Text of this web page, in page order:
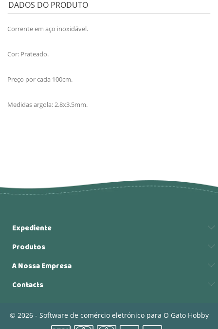
DADOS DO PRODUTO
Corrente em aço inoxidável.
Cor: Prateado.
Preço por cada 100cm.
Medidas argola: 2.8x3.5mm.
Expediente
Produtos
A Nossa Empresa
Contacts
© 2026 - Software de comércio eletrónico para O Gato Hobby